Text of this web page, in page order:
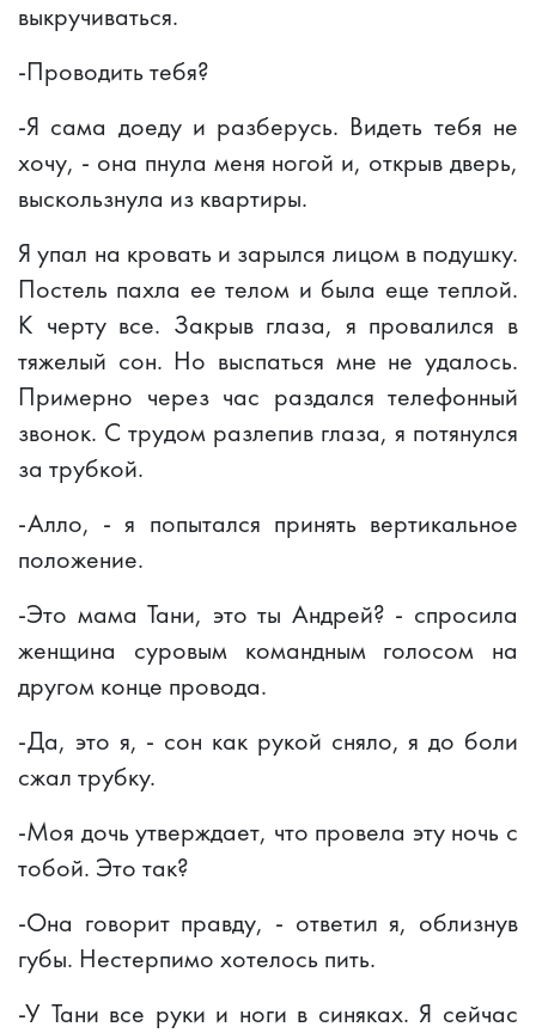
выкручиваться.
-Проводить тебя?
-Я сама доеду и разберусь. Видеть тебя не
хочу, - она пнула меня ногой и, открыв дверь,
выскользнула из квартиры.
Я упал на кровать и зарылся лицом в подушку.
Постель пахла ее телом и была еще теплой.
К черту все. Закрыв глаза, я провалился в
тяжелый сон. Но выспаться мне не удалось.
Примерно через час раздался телефонный
звонок. С трудом разлепив глаза, я потянулся
за трубкой.
-Алло, - я попытался принять вертикальное
положение.
-Это мама Тани, это ты Андрей? - спросила
женщина суровым командным голосом на
другом конце провода.
-Да, это я, - сон как рукой сняло, я до боли
сжал трубку.
-Моя дочь утверждает, что провела эту ночь с
тобой. Это так?
-Она говорит правду, - ответил я, облизнув
губы. Нестерпимо хотелось пить.
-У Тани все руки и ноги в синяках. Я сейчас